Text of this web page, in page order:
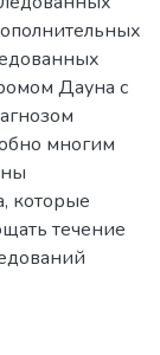
Дауна с
многим
которые
течение